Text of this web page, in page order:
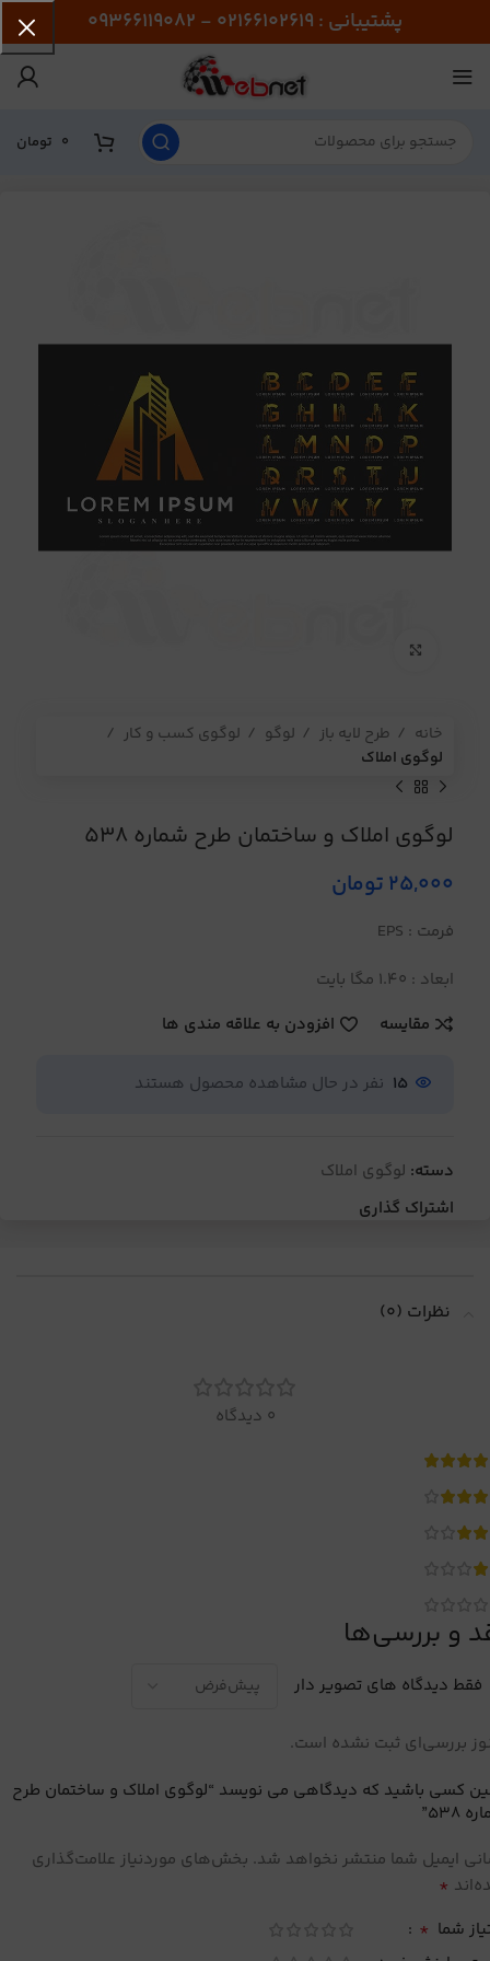
پشتیبانی : 02166102619 - 09366119082
0 تومان
خانه طرح لایه باز لوگو
لوگوی کسب و کار
لوگوی املاک
لوگوی املاک و ساختمان طرح شماره 538
25,000تومان
فرمت : EPS
ابعاد : 1.40 مگا بایت
مقایسه
افزودن به علاقه مندی ها
15 نفر در حال مشاهده محصول هستند
دسته: لوگوی املاک
اشتراک گذاری
نظرات (0)
0 دیدگاه
و بررسی‌ها
فقط دیدگاه های تصویر دار
بررسی‌ای ثبت نشده است.
کسی باشید که دیدگاهی می نویسد “لوگوی املاک و ساختمان طرح
538”
ایمیل شما منتشر نخواهد شد. بخش‌های موردنیاز علامت‌گذاری
*
شما *